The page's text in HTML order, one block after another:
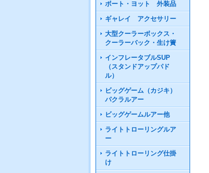
ボート・ヨット 外装品
ギャレイ アクセサリー
大型クーラーボックス・
クーラーバック・生け簀
インフレータブルSUP
（スタンドアップパド
ル）
ビッグゲーム（カジキ）
パクラルアー
ビッグゲームルアー他
ライトトローリングルア
ー
ライトトローリング仕掛
け